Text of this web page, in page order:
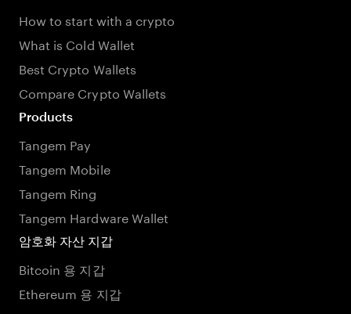
How to start with a crypto
What is Cold Wallet
Best Crypto Wallets
Compare Crypto Wallets
Products
Tangem Pay
Tangem Mobile
Tangem Ring
Tangem Hardware Wallet
암호화 자산 지갑
Bitcoin 용 지갑
Ethereum 용 지갑